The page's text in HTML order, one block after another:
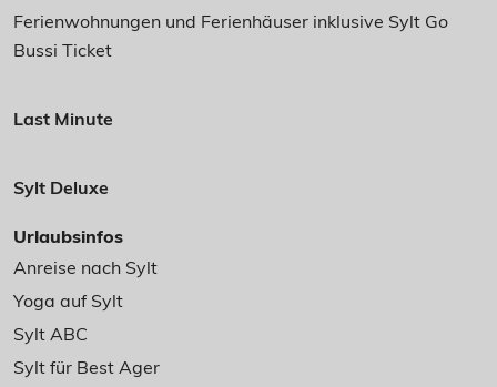
Ferienwohnungen und Ferienhäuser inklusive Sylt Go
Bussi Ticket
Last Minute
Sylt Deluxe
Urlaubsinfos
Anreise nach Sylt
Yoga auf Sylt
Sylt ABC
Sylt für Best Ager